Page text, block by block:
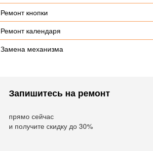
Ремонт кнопки
Ремонт календаря
Замена механизма
Запишитесь на ремонт
прямо сейчас
и получите скидку до 30%